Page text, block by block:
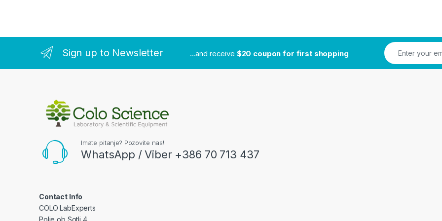
Sign up to Newsletter ...and receive $20 coupon for first shopping
Imate pitanje? Pozovite nas!
WhatsApp / Viber +386 70 713 437
Contact Info
COLO LabExperts